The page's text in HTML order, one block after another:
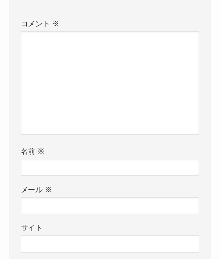
コメント ※
名前 ※
メール ※
サイト